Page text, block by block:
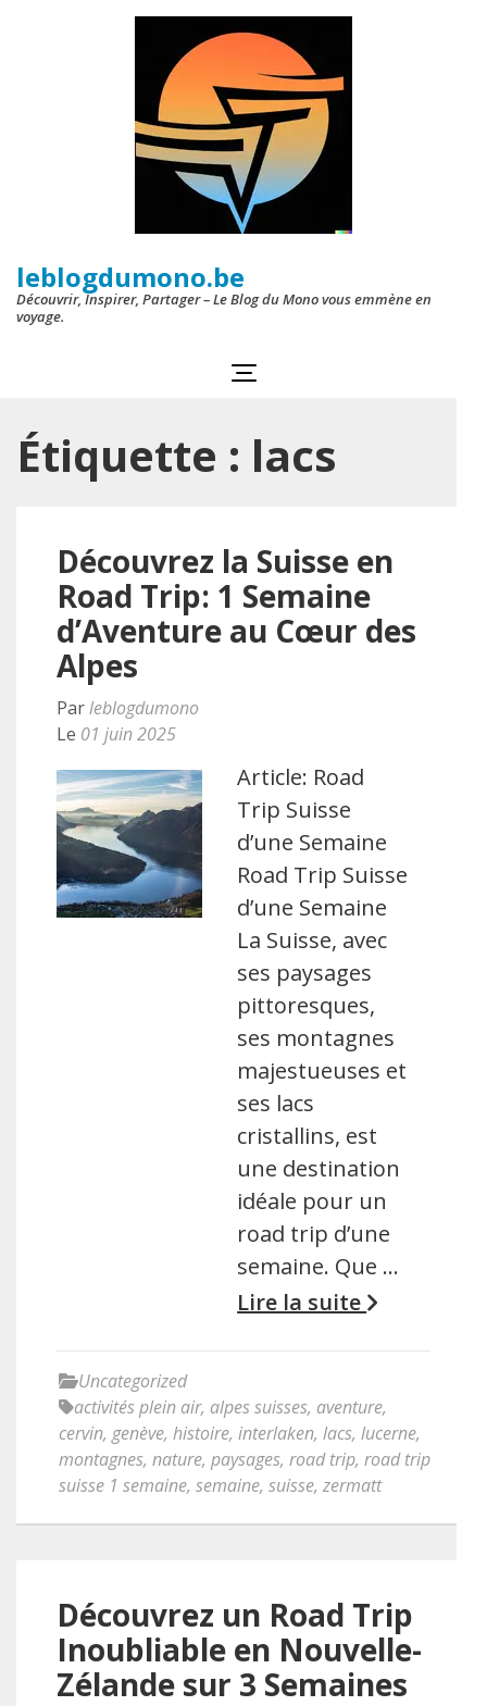
leblogdumono.be
Découvrir, Inspirer, Partager – Le Blog du Mono vous emmène en
voyage.
Étiquette : lacs
Découvrez la Suisse en
Road Trip: 1 Semaine
d’Aventure au Cœur des
Alpes
Parleblogdumono
Le 01 juin 2025
Article: Road
Trip Suisse
d’une Semaine
Road Trip Suisse
d’une Semaine
La Suisse, avec
ses paysages
pittoresques,
ses montagnes
majestueuses et
ses lacs
cristallins, est
une destination
idéale pour un
road trip d’une
semaine. Que …
Lire la suite
Uncategorized
activités plein air, alpes suisses, aventure,
cervin, genève, histoire, interlaken, lacs, lucerne,
montagnes, nature, paysages, road trip, road trip
suisse 1 semaine, semaine, suisse, zermatt
Découvrez un Road Trip
Inoubliable en Nouvelle-
Zélande sur 3 Semaines